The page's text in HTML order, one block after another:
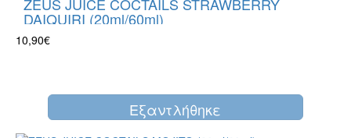
DAIQUIRI (20ml/60ml)
10,90€
Eξαντλήθηκε